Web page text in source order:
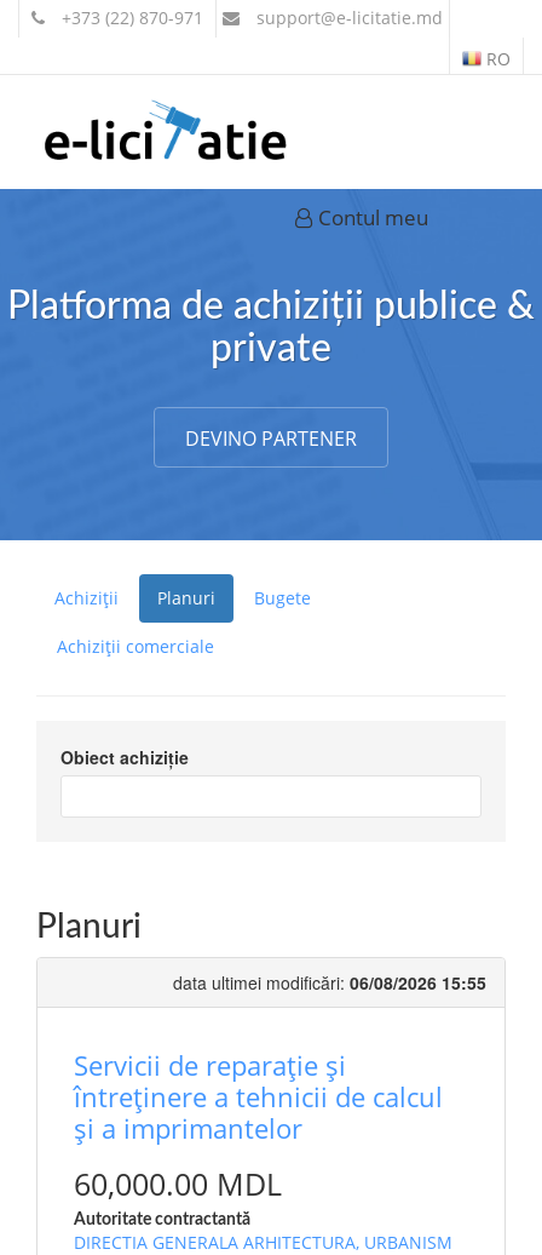
+373 (22) 870-971 support@e-licitatie.md
RO
Contul meu
Platforma de achiziții publice &
private
DEVINO PARTENER
Achiziții Planuri Bugete
Achiziții comerciale
Obiect achiziție
Planuri
data ultimei modificări: 06/08/2026 15:55
Servicii de reparație și
întreținere a tehnicii de calcul
și a imprimantelor
60,000.00 MDL
Autoritate contractantă
DIRECTIA GENERALA ARHITECTURA, URBANISM